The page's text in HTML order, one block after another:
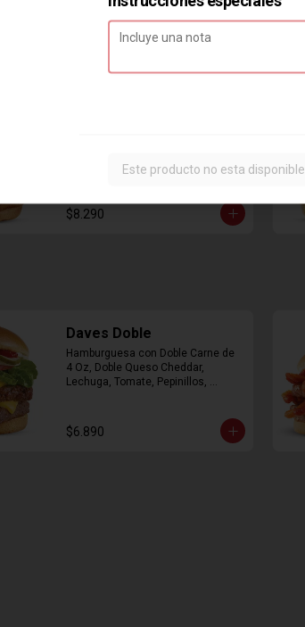
Bacon, Queso Cheddar, Mayonesa,
$8.290
Daves Doble
Hamburguesa con Doble Carne de
4 Oz, Doble Queso Cheddar,
Lechuga, Tomate, Pepinillos,
$6.890
Este producto no esta disponible